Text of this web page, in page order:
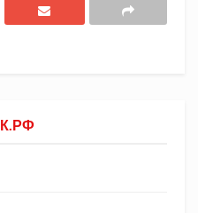
к нам прибыла